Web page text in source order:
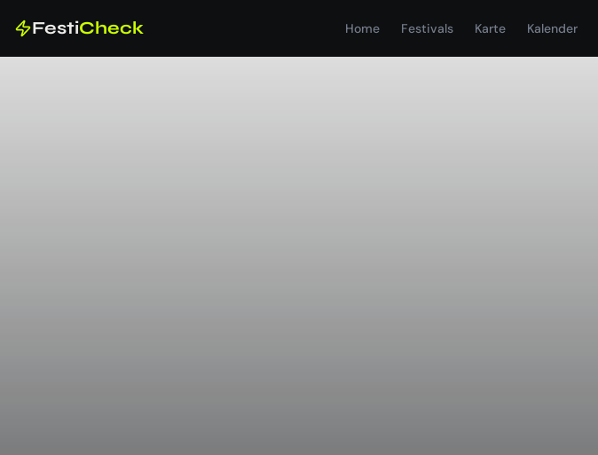
FestiCheck Home Festivals Karte Kalender